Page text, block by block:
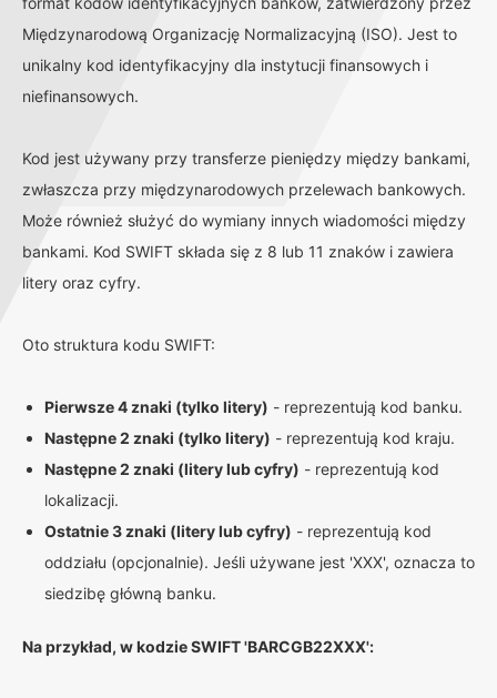
Międzynarodową Organizację Normalizacyjną (ISO). Jest to
unikalny kod identyfikacyjny dla instytucji finansowych i
niefinansowych.
Kod jest używany przy transferze pieniędzy między bankami,
zwłaszcza przy międzynarodowych przelewach bankowych.
Może również służyć do wymiany innych wiadomości między
bankami. Kod SWIFT składa się z 8 lub 11 znaków i zawiera
litery oraz cyfry.
Oto struktura kodu SWIFT:
Pierwsze 4 znaki (tylko litery) - reprezentują kod banku.
Następne 2 znaki (tylko litery) - reprezentują kod kraju.
Następne 2 znaki (litery lub cyfry) - reprezentują kod
lokalizacji.
Ostatnie 3 znaki (litery lub cyfry) - reprezentują kod
oddziału (opcjonalnie). Jeśli używane jest 'XXX', oznacza to
siedzibę główną banku.
Na przykład, w kodzie SWIFT 'BARCGB22XXX':